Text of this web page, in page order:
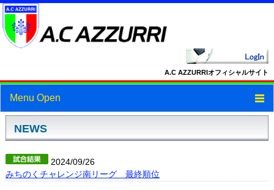
A.C AZZURRIオフィシャルサイト
Menu Open
トップ
スケジュール
NEWS
2024/09/26
みちのくチャレンジ南リーグ 最終順位